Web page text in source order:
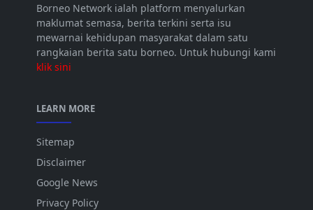
Borneo Network ialah platform menyalurkan
maklumat semasa, berita terkini serta isu
mewarnai kehidupan masyarakat dalam satu
rangkaian berita satu borneo. Untuk hubungi kami
klik sini
LEARN MORE
Sitemap
Disclaimer
Google News
Privacy Policy